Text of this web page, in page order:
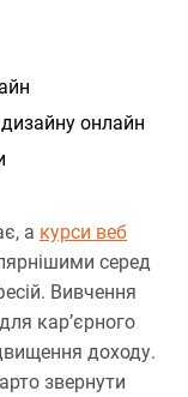
онлайн
а курси веб
серед
Вивчення
кар’єрного
доходу.
звернути